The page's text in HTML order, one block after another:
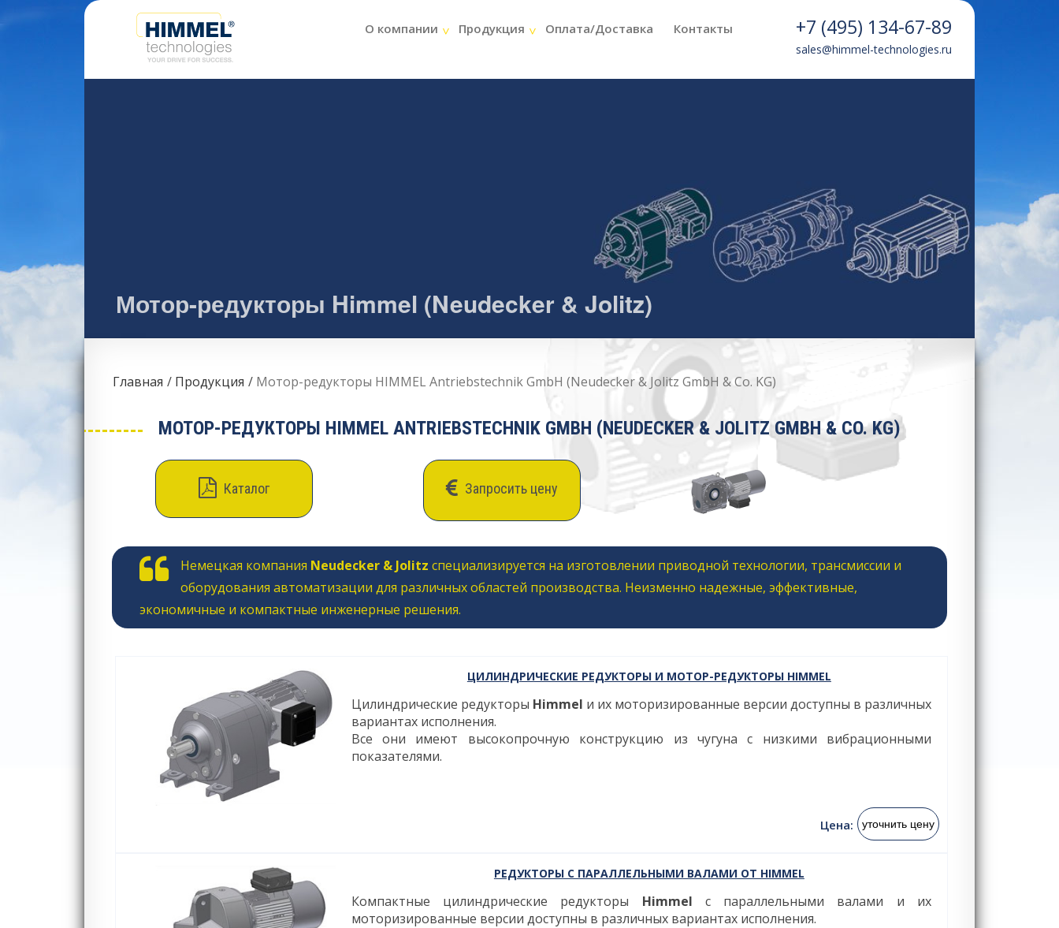
О компании Продукция Оплата/Доставка Контакты +7 (495) 134-67-89
sales@himmel-technologies.ru
Мотор-редукторы Himmel (Neudecker & Jolitz)
Главная Продукция Мотор-редукторы HIMMEL Antriebstechnik GmbH (Neudecker & Jolitz GmbH & Co. KG)
МОТОР-РЕДУКТОРЫ HIMMEL ANTRIEBSTECHNIK GMBH (NEUDECKER & JOLITZ GMBH & CO. KG)
Каталог Запросить цену
Немецкая компания Neudecker & Jolitz специализируется на изготовлении приводной технологии, трансмиссии и
оборудования автоматизации для различных областей производства. Неизменно надежные, эффективные,
экономичные и компактные инженерные решения.
Цена: уточнить цену
ЦИЛИНДРИЧЕСКИЕ РЕДУКТОРЫ И МОТОР-РЕДУКТОРЫ HIMMEL
Цилиндрические редукторы Himmel и их моторизированные версии доступны в различных
вариантах исполнения.
Все они имеют высокопрочную конструкцию из чугуна с низкими вибрационными
показателями.
РЕДУКТОРЫ С ПАРАЛЛЕЛЬНЫМИ ВАЛАМИ ОТ HIMMEL
Компактные цилиндрические редукторы Himmel с параллельными валами и их
моторизированные версии доступны в различных вариантах исполнения.